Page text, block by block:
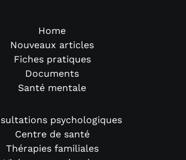
Home
Nouveaux articles
Fiches pratiques
Documents
Santé mentale
psychologiques
Centre de santé
Thérapies familiales